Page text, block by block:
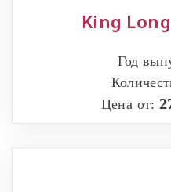
King
Год
Цена от: